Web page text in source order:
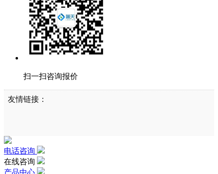
扫一扫咨询报价
友情链接：
电话咨询
在线咨询
产品中心